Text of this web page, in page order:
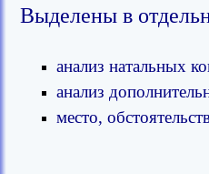
Выделены в
анализ натальных
анализ
место,